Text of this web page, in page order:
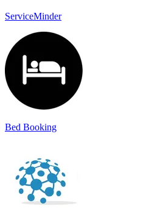
ServiceMinder
Bed Booking